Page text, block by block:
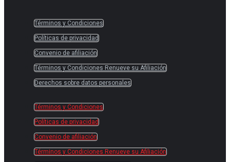
Términos y Condiciones
Políticas de privacidad
Convenio de afiliación
Términos y Condiciones Renueve su Afiliación
Derechos sobre datos personales
Términos y Condiciones
Políticas de privacidad
Convenio de afiliación
Términos y Condiciones Renueve su Afiliación